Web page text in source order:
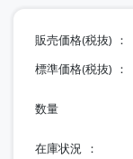
販売価格(税抜)
標準価格(税抜)
数量
在庫状況